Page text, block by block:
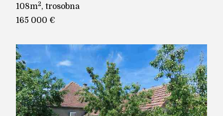
108m2, trosobna
165 000 €